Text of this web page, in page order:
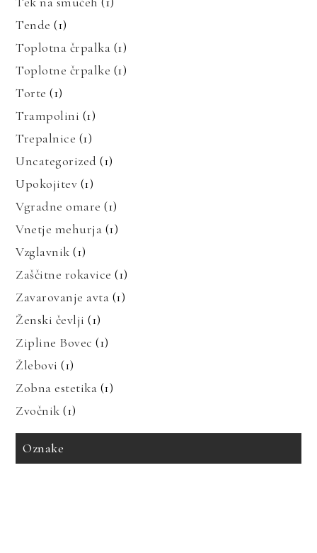
Tende (1)
Toplotna črpalka (1)
Toplotne črpalke (1)
Torte (1)
Trampolini (1)
Trepalnice (1)
Uncategorized (1)
Upokojitev (1)
Vgradne omare (1)
Vnetje mehurja (1)
Vzglavnik (1)
Zaščitne rokavice (1)
Zavarovanje avta (1)
Ženski čevlji (1)
Zipline Bovec (1)
Žlebovi (1)
Zobna estetika (1)
Zvočnik (1)
Oznake